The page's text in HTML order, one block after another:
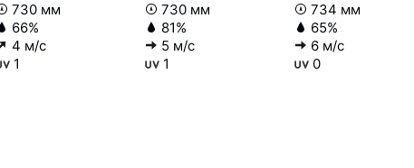
730 мм
66%
4 м/с
1
730 мм
81%
5 м/с
1
734 мм
65%
6 м/с
0